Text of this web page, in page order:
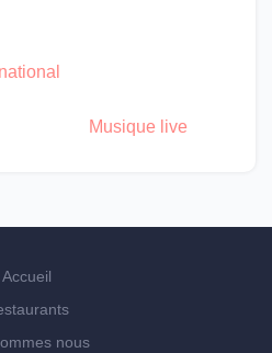
Musique live
Accueil
nous